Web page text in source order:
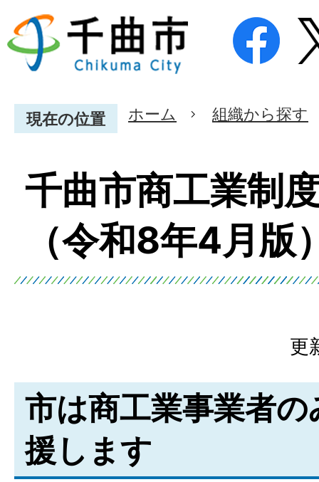
現在の位置 ホーム 組織から探す
千曲市商工業制
（令和8年4月版
更
市は商工業事業者
援します